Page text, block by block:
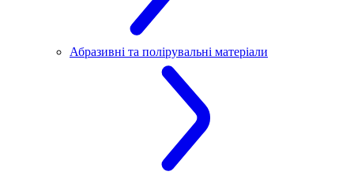
Абразивні та полірувальні матеріали